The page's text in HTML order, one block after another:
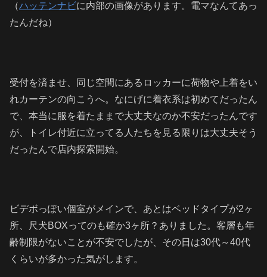
（ハッテンナビに内部の画像があります。電マなんてあっ
たんだね）
受付を済ませ、同じ空間にあるロッカーに荷物や上着をい
れカーテンの向こうへ。なにげに着衣系は初めてだったん
で、本当に服を着たままで大丈夫なのか不安だったんです
が、トイレ付近に立ってる人たちを見る限りは大丈夫そう
だったんで店内探索開始。
ビデボっぽい個室がメインで、あとはベッドタイプが2ヶ
所、尺犬BOXってのも確か3ヶ所？ありました。客層も年
齢制限がないことが不安でしたが、その日は30代～40代
くらいが多かった気がします。